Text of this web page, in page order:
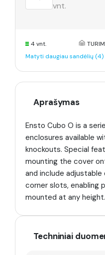
vnt.
4 vnt.
Matyti daugiau sandėlių (4)
Aprašymas
Ensto Cubo O is a
enclosures available
knockouts. Special
mounting the cover
and include
corner slots, enabling
mounted at any height.
Techniniai